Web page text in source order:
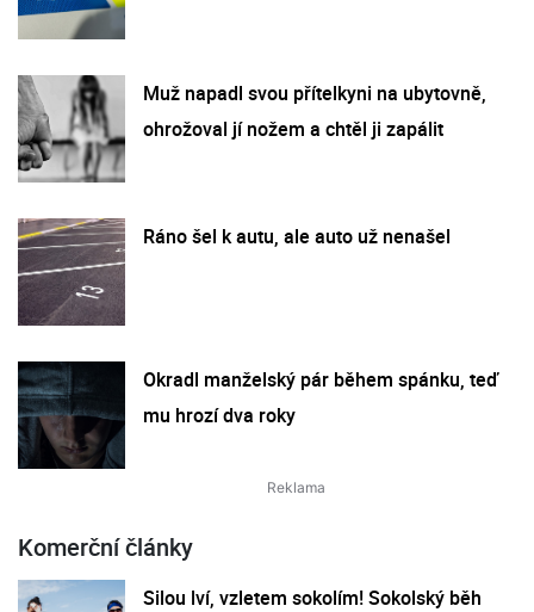
Muž napadl svou přítelkyni na ubytovně,
ohrožoval jí nožem a chtěl ji zapálit
Ráno šel k autu, ale auto už nenašel
Okradl manželský pár během spánku, teď
mu hrozí dva roky
Komerční články
Silou lví, vzletem sokolím! Sokolský běh